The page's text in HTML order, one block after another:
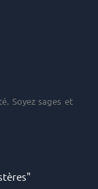
Soyez sages et